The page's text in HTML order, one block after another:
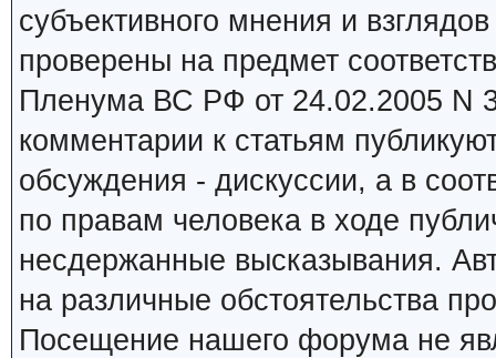
субъективного мнения и
проверены на предмет
Пленума ВС РФ от 24.02.2005 N
комментарии к статьям
обсуждения - дискуссии, а в
по правам человека в ходе
несдержанные высказывания.
на различные обстоятельства
Посещение нашего форума не